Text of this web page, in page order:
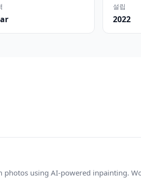
설립
2022
using AI-powered inpainting.